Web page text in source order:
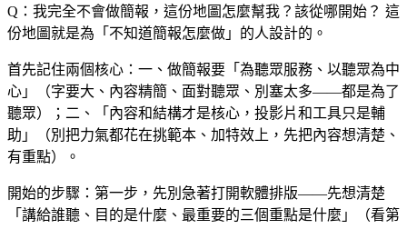
Q：我完全不會做簡報，這份地圖怎麼幫我？該從哪開始？ 這
份地圖就是為「不知道簡報怎麼做」的人設計的。
首先記住兩個核心：一、做簡報要「為聽眾服務、以聽眾為中
心」（字要大、內容精簡、面對聽眾、別塞太多——都是為了
聽眾）；二、「內容和結構才是核心，投影片和工具只是輔
助」（別把力氣都花在挑範本、加特效上，先把內容想清楚、
有重點）。
開始的步驟：第一步，先別急著打開軟體排版——先想清楚
「講給誰聽、目的是什麼、最重要的三個重點是什麼」（看第